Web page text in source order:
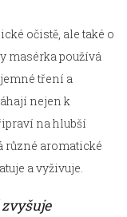
očistě, ale také o
masérka používá
tření a
nejen k
na hlubší
různé aromatické
a vyživuje.